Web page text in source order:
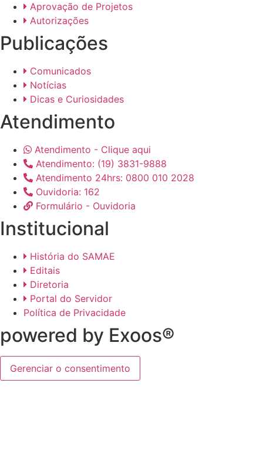
Aprovação de Projetos
Autorizações
Publicações
Comunicados
Notícias
Dicas e Curiosidades
Atendimento
Atendimento - Clique aqui
Atendimento: (19) 3831-9888
Atendimento 24hrs: 0800 010 2028
Ouvidoria: 162
Formulário - Ouvidoria
Institucional
História do SAMAE
Editais
Diretoria
Portal do Servidor
Política de Privacidade
powered by Exoos®
Gerenciar o consentimento